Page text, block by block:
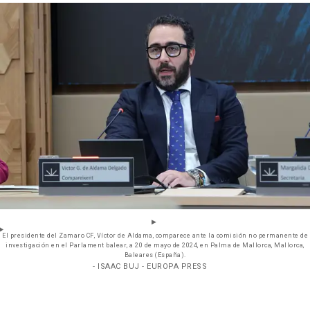
El presidente del Zamaro CF, Víctor de Aldama, comparece ante la comisión no permanente de
investigación en el Parlament balear, a 20 de mayo de 2024, en Palma de Mallorca, Mallorca,
Baleares (España).
- ISAAC BUJ - EUROPA PRESS